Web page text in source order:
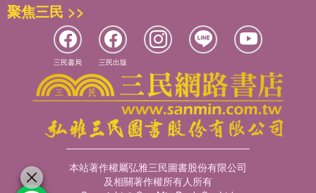
聚焦三民 >>
三民書局 三民出版
本站著作權屬弘雅三民圖書股份有限公司
及相關著作權所有人所有